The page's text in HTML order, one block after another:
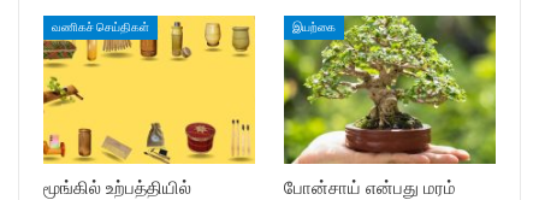
வணிகச் செய்திகள்
மூங்கில் உற்பத்தியில்
இயற்கை
போன்சாய் என்பது மரம்